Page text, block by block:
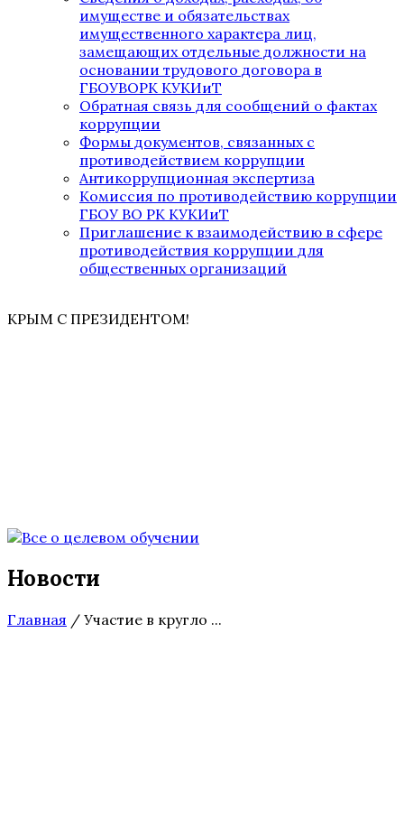
имуществе и обязательствах
имущественного характера лиц,
замещающих отдельные должности на
основании трудового договора в
ГБОУВОРК КУКИиТ
Обратная связь для сообщений о фактах
коррупции
Формы документов, связанных с
противодействием коррупции
Антикоррупционная экспертиза
Комиссия по противодействию коррупции
ГБОУ ВО РК КУКИиТ
Приглашение к взаимодействию в сфере
противодействия коррупции для
общественных организаций
КРЫМ С ПРЕЗИДЕНТОМ!
Новости
Главная / Участие в кругло ...